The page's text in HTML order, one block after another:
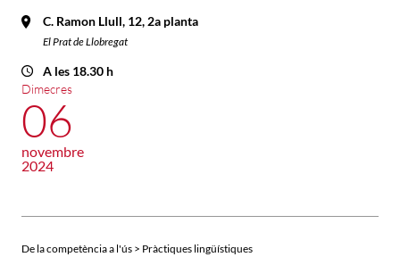
C. Ramon Llull, 12, 2a planta
El Prat de Llobregat
A les 18.30 h
Dimecres
06
novembre
2024
De la competència a l'ús > Pràctiques lingüístiques